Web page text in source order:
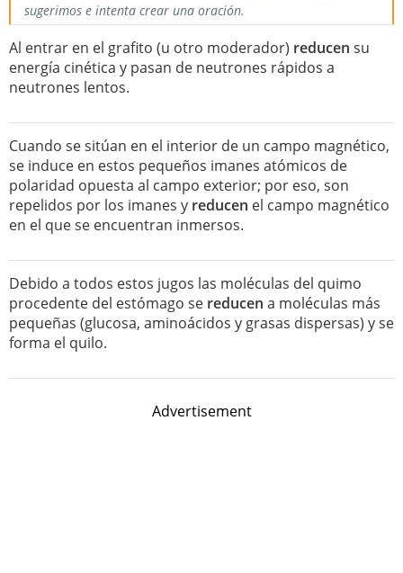
sugerimos e intenta crear una oración.
Al entrar en el grafito (u otro moderador) reducen su
energía cinética y pasan de neutrones rápidos a
neutrones lentos.
Cuando se sitúan en el interior de un campo magnético,
se induce en estos pequeños imanes atómicos de
polaridad opuesta al campo exterior; por eso, son
repelidos por los imanes y reducen el campo magnético
en el que se encuentran inmersos.
Debido a todos estos jugos las moléculas del quimo
procedente del estómago se reducen a moléculas más
pequeñas (glucosa, aminoácidos y grasas dispersas) y se
forma el quilo.
Advertisement